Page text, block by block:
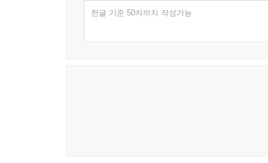
한글 기준 50자까지 작성가능